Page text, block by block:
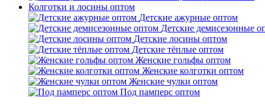
Колготки и лосины оптом
Детские ажурные оптом
Детские демисезонные
Детские лосины оптом
Детские тёплые оптом
Женские гольфы оптом
Женские колготки оптом
Женские чулки оптом
Под памперс оптом